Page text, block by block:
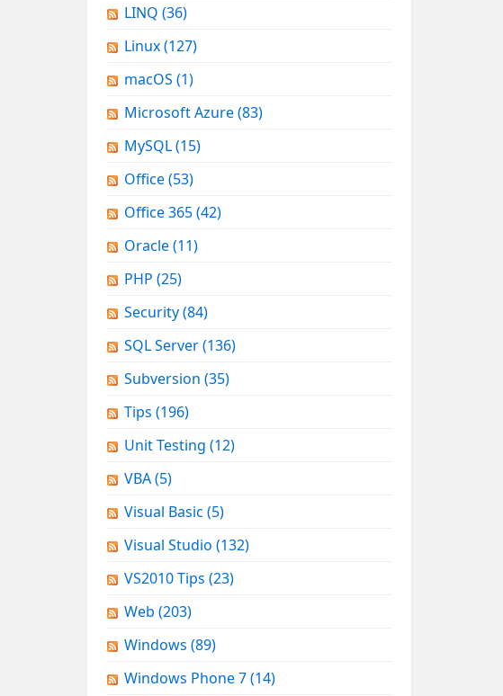
LINQ (36)
Linux(127)
macOS (1)
Microsoft Azure(83)
MySQL(15)
Office(53)
Office 365(42)
Oracle(11)
PHP (25)
Security(84)
SQL Server(136)
Subversion (35)
Tips (196)
Unit Testing (12)
VBA(5)
Visual Basic (5)
Visual Studio (132)
VS2010 Tips (23)
Web (203)
Windows (89)
Windows Phone 7(14)